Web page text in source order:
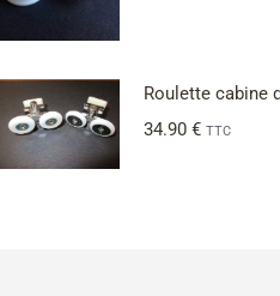
Roulette cabine
34.90 € TTC